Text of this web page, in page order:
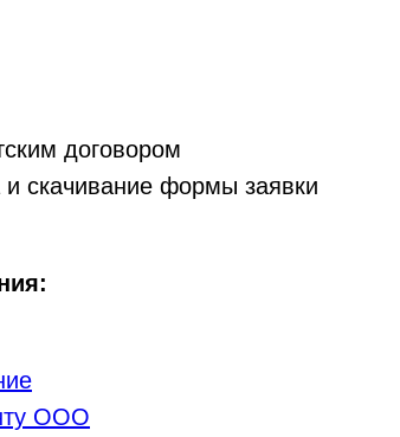
договором
скачивание формы заявки
ООО